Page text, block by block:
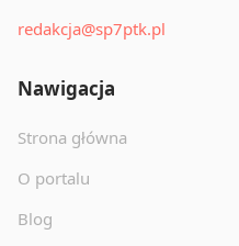
redakcja@sp7ptk.pl
Nawigacja
Strona główna
O portalu
Blog